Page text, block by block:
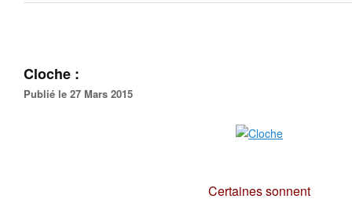
Cloche :
Publié le 27 Mars 2015
Certaines sonnent